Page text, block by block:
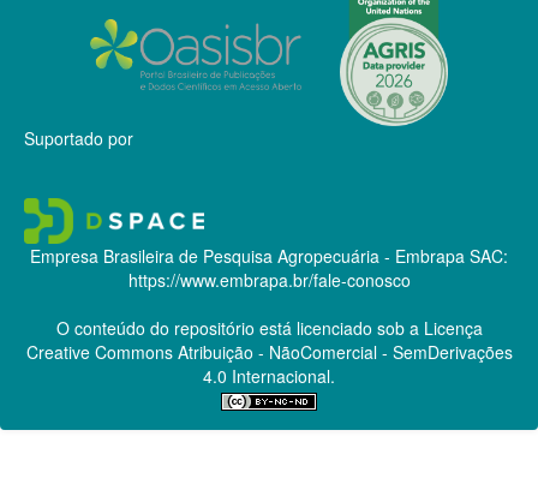
Suportado por
Empresa Brasileira de Pesquisa Agropecuária - Embrapa SAC:
https://www.embrapa.br/fale-conosco
O conteúdo do repositório está licenciado sob a Licença
Creative CommonsAtribuição - NãoComercial - SemDerivações
4.0 Internacional.